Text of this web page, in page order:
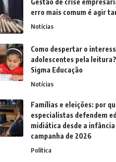
Gestão de crise
erro mais comum é agir
Notícias
Como despertar o
adolescentes pela
Sigma Educação
Notícias
Famílias e eleições: por
especialistas defendem
midiática desde a
campanha de 2026
Política